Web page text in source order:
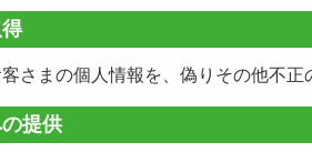
さまの個人情報を、偽りその他不正
提供